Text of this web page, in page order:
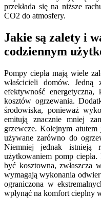
przekłada się na niższe
CO2 do atmosfery.
Jakie są zalety i
codziennym
Pompy ciepła mają wiele
właścicieli domów.
efektywność
kosztów ogrzewania.
środowiska, ponieważ
emitują znacznie mniej
grzewcze. Kolejnym
używane zarówno do
Niemniej jednak istnieją
użytkowaniem pomp
być kosztowna, zwłaszcza
wymagają wykonania
ograniczona w
wpłynąć na komfort cieplny